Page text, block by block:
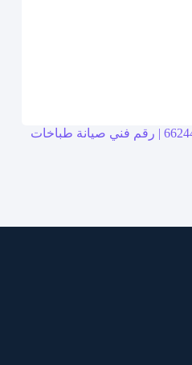
تصليح طباخات الجهراء |66244351 | رقم فني صيانة طباخات